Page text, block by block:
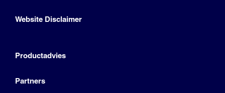
Website Disclaimer
Productadvies
Partners